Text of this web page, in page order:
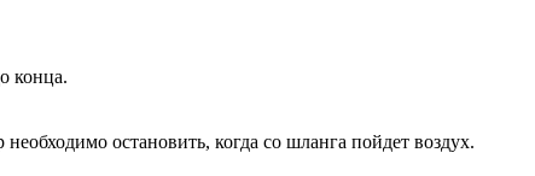
конца.
остановить, когда со шланга пойдет воздух.